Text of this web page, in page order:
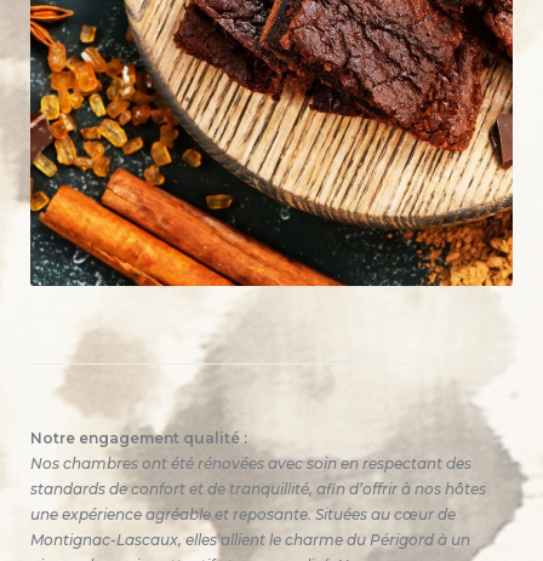
Notre engagement qualité :
Nos chambres ont été rénovées avec soin en respectant des
standards de confort et de tranquillité, afin d’offrir à nos hôtes
une expérience agréable et reposante. Situées au cœur de
Montignac-Lascaux, elles allient le charme du Périgord à un